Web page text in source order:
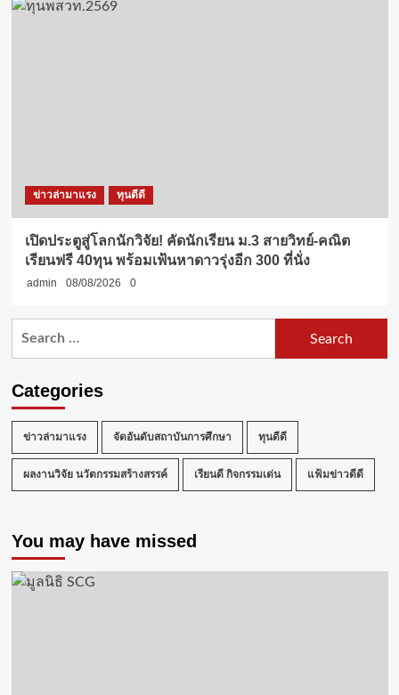
ข่าวล่ามาแรง ทุนดีดี
เปิดประตูสู่โลกนักวิจัย! คัดนักเรียน ม.3 สายวิทย์-คณิต
เรียนฟรี 40ทุน พร้อมเฟ้นหาดาวรุ่งอีก 300 ที่นั่ง
admin 08/08/2026 0
Categories
ข่าวล่ามาแรง จัดอันดับสถาบันการศึกษา ทุนดีดี
ผลงานวิจัย นวัตกรรมสร้างสรรค์ เรียนดี กิจกรรมเด่น แฟ้มข่าวดีดี
You may have missed